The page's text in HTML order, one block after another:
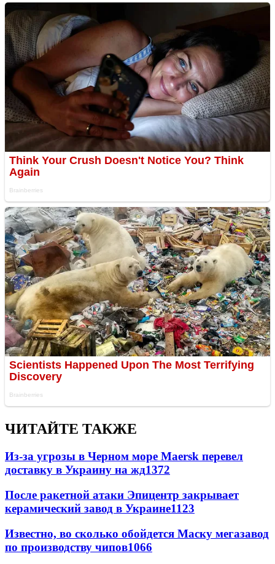
ЧИТАЙТЕ ТАКЖЕ
Из-за угрозы в Черном море Maersk перевел
доставку в Украину на жд1372
После ракетной атаки Эпицентр закрывает
керамический завод в Украине1123
Известно, во сколько обойдется Маску мегазавод
по производству чипов1066